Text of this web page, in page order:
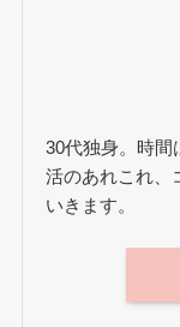
30代独身。時間
活のあれこれ、
いきます。